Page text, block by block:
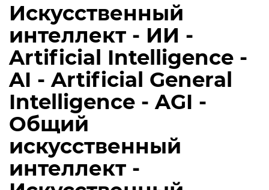
Искусственный
интеллект - ИИ -
Artificial Intelligence -
AI - Artificial General
Intelligence - AGI -
Общий
искусственный
интеллект -